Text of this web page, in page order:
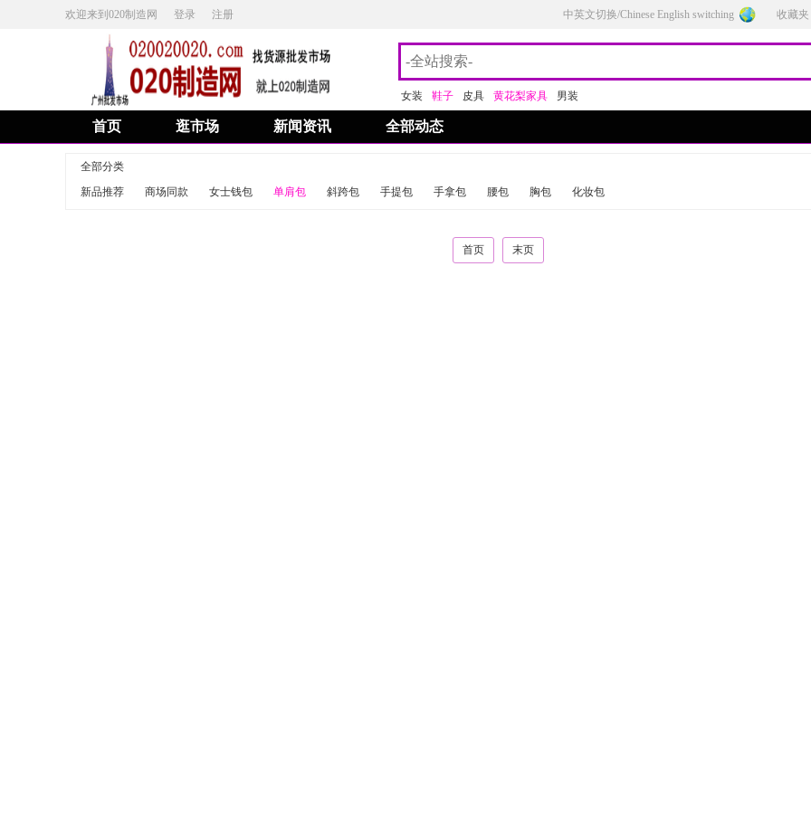
欢迎来到020制造网 登录 注册 中英文切换/Chinese English switching 收藏夹
女装 鞋子 皮具 黄花梨家具 男装
首页 逛市场 新闻资讯 全部动态
全部分类
新品推荐
商场同款 女士钱包 单肩包 斜跨包 手提包 手拿包 腰包 胸包 化妆包
首页 末页